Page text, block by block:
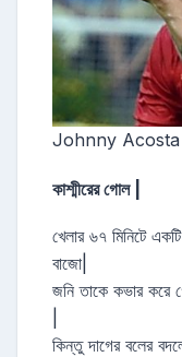
Johnny Acosta
কাশ্মীরের গোল |
খেলার ৬৭ মিনিটে
বাজো|
জনি তাকে কভার করে
কিন্তু দাগের বলের